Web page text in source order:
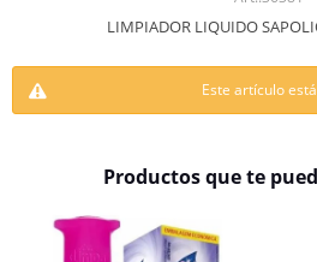
LIMPIADOR LIQUIDO
Este artículo
Productos que te